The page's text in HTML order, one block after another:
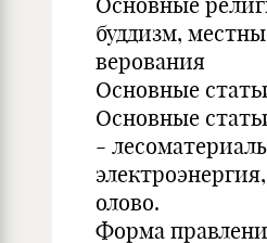
буддизм,
верования
Основные
Основные
-
олово.
Форма